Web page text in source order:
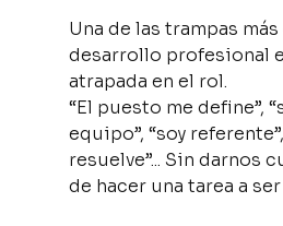
Una de las trampas
desarrollo profesional
atrapada en el rol.
“El puesto me define”,
equipo”, “soy
resuelve”... Sin darnos
de hacer una tarea a